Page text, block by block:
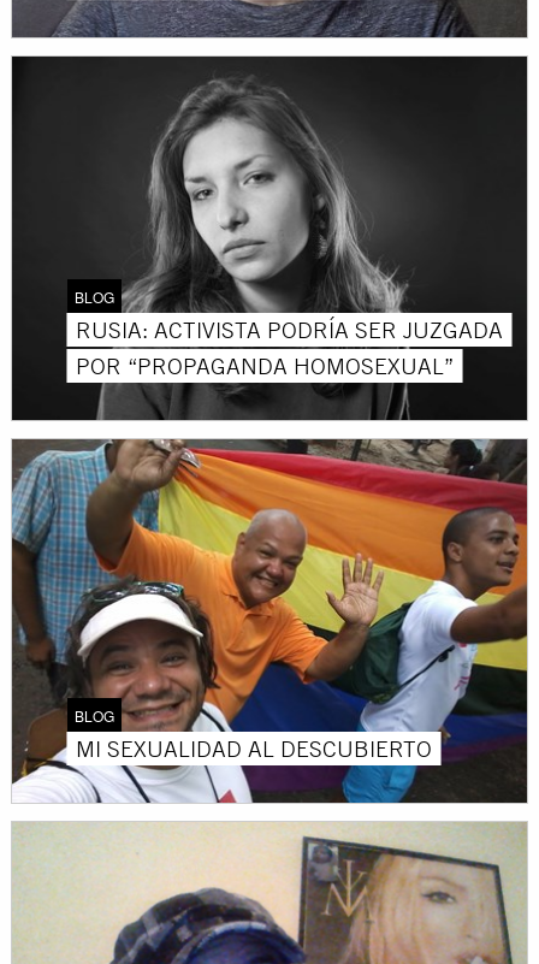
BLOG
RUSIA: ACTIVISTA PODRÍA SER JUZGADA
POR “PROPAGANDA HOMOSEXUAL”
BLOG
MI SEXUALIDAD AL DESCUBIERTO